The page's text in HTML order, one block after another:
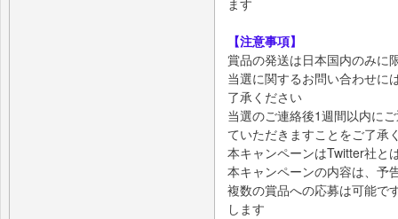
ます
【注意事項】
賞品の発送は日本国内のみに
当選に関するお問い合わせに
了承ください
当選のご連絡後1週間以内に
ていただきますことをご了承
本キャンペーンはTwitter社と
本キャンペーンの内容は、予
複数の賞品への応募は可能で
します